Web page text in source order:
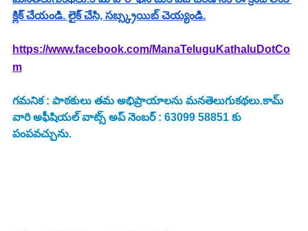
క్లిక్ చేయండి. లైక్ చేసి, సబ్స్క్రయిబ్ చెయ్యండి.
https://www.facebook.com/ManaTeluguKathaluDotCo
m
గమనిక : పాఠకులు తమ అభిప్రాయాలను మనతెలుగుకథలు.కామ్
వారి అఫీషియల్ వాట్స్ అప్ నెంబర్ : 63099 58851 కు
పంపవచ్చును.